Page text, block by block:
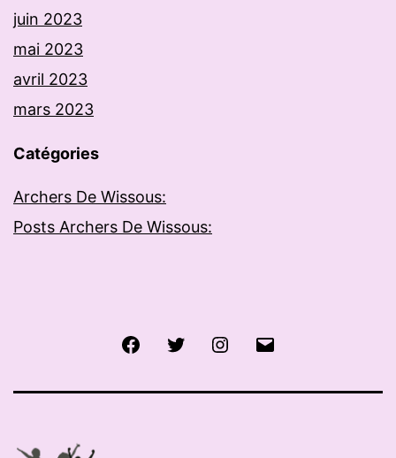
juin 2023
mai 2023
avril 2023
mars 2023
Catégories
Archers De Wissous:
Posts Archers De Wissous:
FacebookTwitter Instagram